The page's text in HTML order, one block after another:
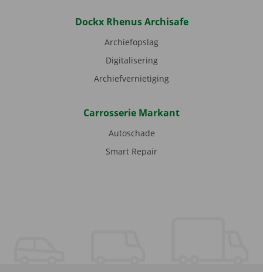
Dockx Rhenus Archisafe
Archiefopslag
Digitalisering
Archiefvernietiging
Carrosserie Markant
Autoschade
Smart Repair